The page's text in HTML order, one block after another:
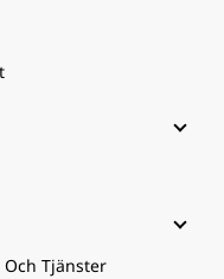
Tjänster